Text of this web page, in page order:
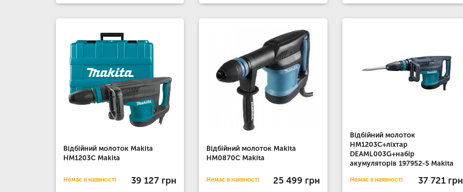
Відбійний молоток Makita
HM1203C Makita
Немає в наявності 39 127 грн
Відбійний молоток Makita
HM0870C Makita
Немає в наявності 25 499 грн
Відбійний молоток
HM1203C+ліхтар
DEAML003G+набір
акумуляторів 197952-5 Makita
Немає в наявності 37 721 грн